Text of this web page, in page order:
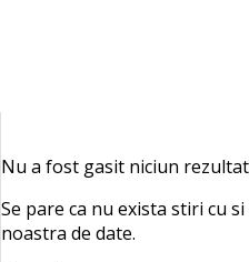
Nu a fost gasit niciun
Se pare ca nu exista stiri cu
noastra de date.